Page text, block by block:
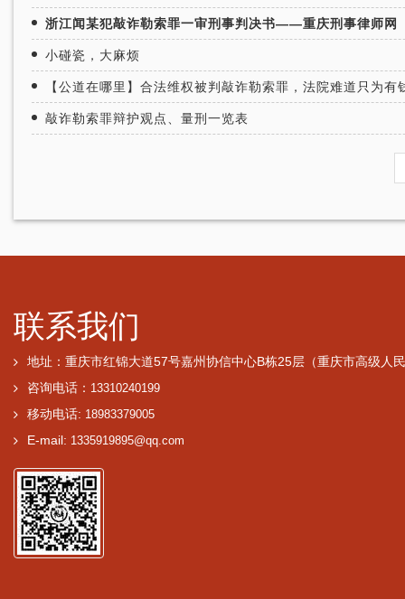
浙江闻某犯敲诈勒索罪一审刑事判决书——重庆刑事律师网
小碰瓷，大麻烦
【公道在哪里】合法维权被判敲诈勒索罪，法院难道只为有
敲诈勒索罪辩护观点、量刑一览表
联系我们
地址：重庆市红锦大道57号嘉州协信中心B栋25层（重庆市高级人
咨询电话： 13310240199
移动电话: 18983379005
E-mail: 1335919895@qq.com